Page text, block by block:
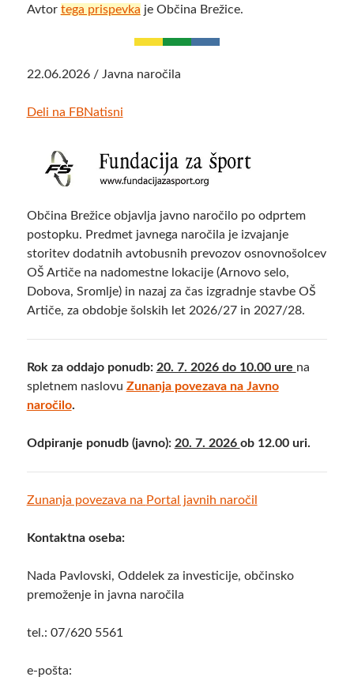
Avtor tega prispevka je Občina Brežice.
22.06.2026 / Javna naročila
Deli na FBNatisni
Občina Brežice objavlja javno naročilo po odprtem
postopku. Predmet javnega naročila je izvajanje
storitev dodatnih avtobusnih prevozov osnovnošolcev
OŠ Artiče na nadomestne lokacije (Arnovo selo,
Dobova, Sromlje) in nazaj za čas izgradnje stavbe OŠ
Artiče, za obdobje šolskih let 2026/27 in 2027/28.
Rok za oddajo ponudb: 20. 7. 2026 do 10.00 ure na
spletnem naslovu Zunanja povezava na Javno
naročilo.
Odpiranje ponudb (javno): 20. 7. 2026 ob 12.00 uri.
Zunanja povezava na Portal javnih naročil
Kontaktna oseba:
Nada Pavlovski, Oddelek za investicije, občinsko
premoženje in javna naročila
tel.: 07/620 5561
e-pošta: